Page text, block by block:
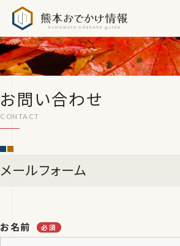
お問い合わせ
メールフォーム
お名前